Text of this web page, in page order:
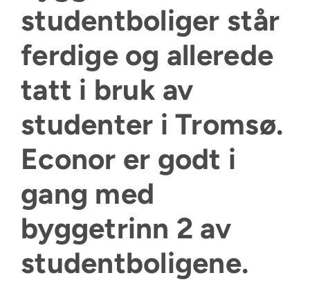
studentboliger står
ferdige og allerede
tatt i bruk av
studenter i Tromsø.
Econor er godt i
gang med
byggetrinn 2 av
studentboligene.